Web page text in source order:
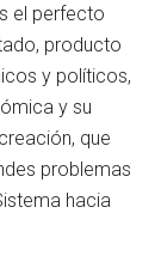
el perfecto
producto
y políticos,
y su
que
problemas
hacia